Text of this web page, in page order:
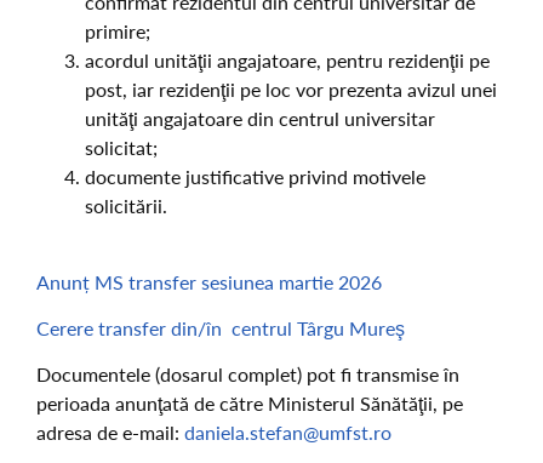
primire;
acordul unităţii angajatoare, pentru rezidenţii pe
post, iar rezidenţii pe loc vor prezenta avizul unei
unităţi angajatoare din centrul universitar
solicitat;
documente justificative privind motivele
solicitării.
Anunț MS transfer sesiunea martie 2026
Cerere transfer din/în centrul Târgu Mureş
Documentele (dosarul complet) pot fi transmise în
perioada anunţată de către Ministerul Sănătăţii, pe
adresa de e-mail: daniela.stefan@umfst.ro